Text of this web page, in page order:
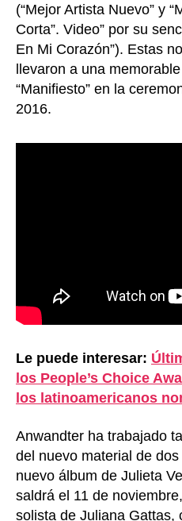
(“Mejor Artista Nuevo” y
Corta”. Video” por su
En Mi Corazón”). Estas
llevaron a una
“Manifiesto” en la
2016.
Le puede interesar:
los People’s Choice
los latinoamericanos
Anwandter ha trabajado
del nuevo material de
nuevo álbum de Julieta
saldrá el 11 de
solista de Juliana Gattas,